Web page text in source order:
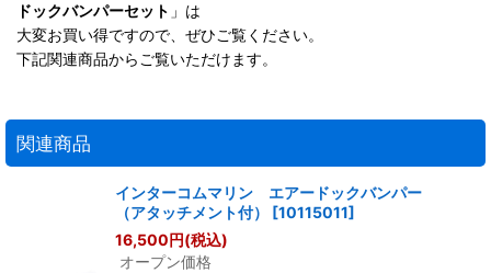
ドックバンパーセット 」は
大変お買い得ですので、ぜひご覧ください。
下記関連商品からご覧いただけます。
関連商品
インターコムマリン エアードックバンパー
（アタッチメント付）
[10115011]
16,500 円(税込)
オープン価格